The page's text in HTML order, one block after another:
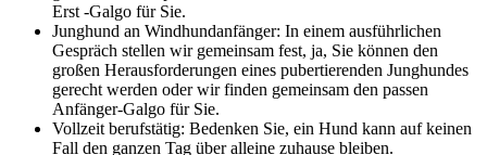
Erst -Galgo für Sie.
Junghund an Windhundanfänger: In einem ausführlichen
Gespräch stellen wir gemeinsam fest, ja, Sie können den
großen Herausforderungen eines pubertierenden Junghundes
gerecht werden oder wir finden gemeinsam den passen
Anfänger-Galgo für Sie.
Vollzeit berufstätig: Bedenken Sie, ein Hund kann auf keinen
Fall den ganzen Tag über alleine zuhause bleiben.